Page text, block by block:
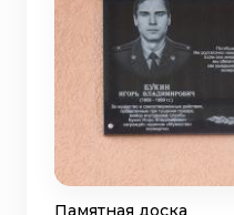
Памятная доска